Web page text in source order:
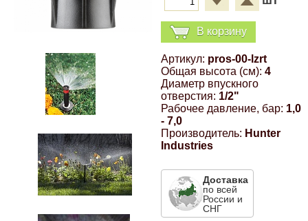
В корзину
Артикул: pros-00-lzrt
Общая высота (см): 4
Диаметр впускного
отверстия: 1/2"
Рабочее давление, бар: 1,0
- 7,0
Производитель: Hunter
Industries
Доставка
по всей
России и
СНГ
Компрессионные фитинги Poliext
Hyundai
Lexus
Шпатлевки, штукатурки
Эмали универсальные акриловые
Грунтовки, защитные лаки
Магнитные панели на холодильник